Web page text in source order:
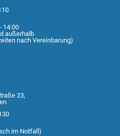
14:00
außerhalb
nach Vereinbarung)
23,
im Notfall)